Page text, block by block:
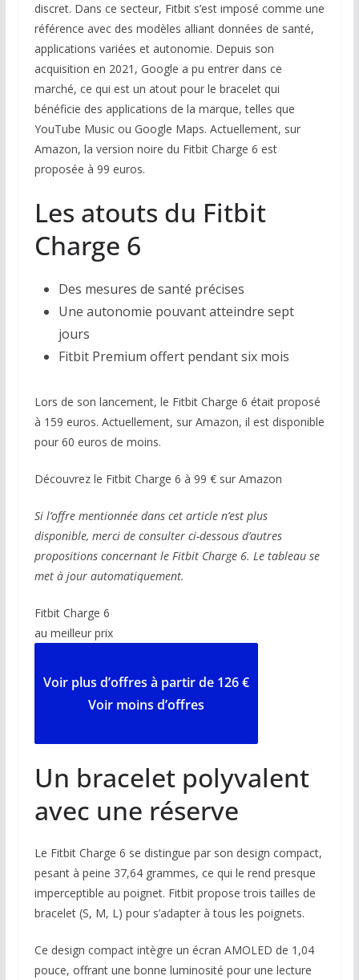
discret. Dans ce secteur, Fitbit s’est imposé comme une
référence avec des modèles alliant données de santé,
applications variées et autonomie. Depuis son
acquisition en 2021, Google a pu entrer dans ce
marché, ce qui est un atout pour le bracelet qui
bénéficie des applications de la marque, telles que
YouTube Music ou Google Maps. Actuellement, sur
Amazon, la version noire du Fitbit Charge 6 est
proposée à 99 euros.
Les atouts du Fitbit
Charge 6
Des mesures de santé précises
Une autonomie pouvant atteindre sept
jours
Fitbit Premium offert pendant six mois
Lors de son lancement, le Fitbit Charge 6 était proposé
à 159 euros. Actuellement, sur Amazon, il est disponible
pour 60 euros de moins.
Découvrez le Fitbit Charge 6 à 99 € sur Amazon
Si l’offre mentionnée dans cet article n’est plus
disponible, merci de consulter ci-dessous d’autres
propositions concernant le Fitbit Charge 6. Le tableau se
met à jour automatiquement.
Fitbit Charge 6
au meilleur prix
Voir plus d’offres à partir de 126 €
Voir moins d’offres
Un bracelet polyvalent
avec une réserve
Le Fitbit Charge 6 se distingue par son design compact,
pesant à peine 37,64 grammes, ce qui le rend presque
imperceptible au poignet. Fitbit propose trois tailles de
bracelet (S, M, L) pour s’adapter à tous les poignets.
Ce design compact intègre un écran AMOLED de 1,04
pouce, offrant une bonne luminosité pour une lecture